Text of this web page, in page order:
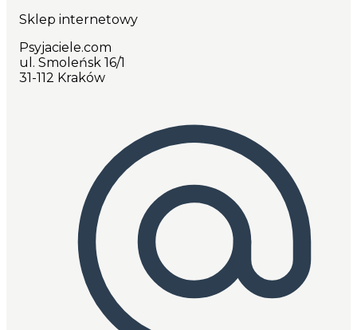
Sklep internetowy
Psyjaciele.com
ul. Smoleńsk 16/1
31-112 Kraków